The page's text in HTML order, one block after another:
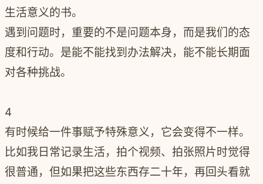
生活意义的书。
遇到问题时，重要的不是问题本身，而是我们的态
度和行动。 是能不能找到办法解决，能不能长期面
对各种挑战。
4
有时候给一件事赋予特殊意义，它会变得不一样。
比如我日常记录生活，拍个视频、拍张照片时觉得
很普通，但如果把这些东西存二十年，再回头看就